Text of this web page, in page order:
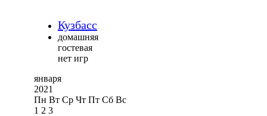
Кузбасс
домашняя
гостевая
нет игр
января
2021
Пн Вт Ср Чт Пт Сб Вс
1 2 3